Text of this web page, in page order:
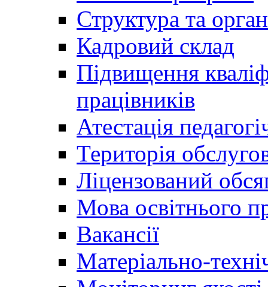
Структура та
Кадровий склад
Підвищення
працівників
Атестація
Територія
Ліцензований
Мова освітнього
Вакансії
Матеріально-